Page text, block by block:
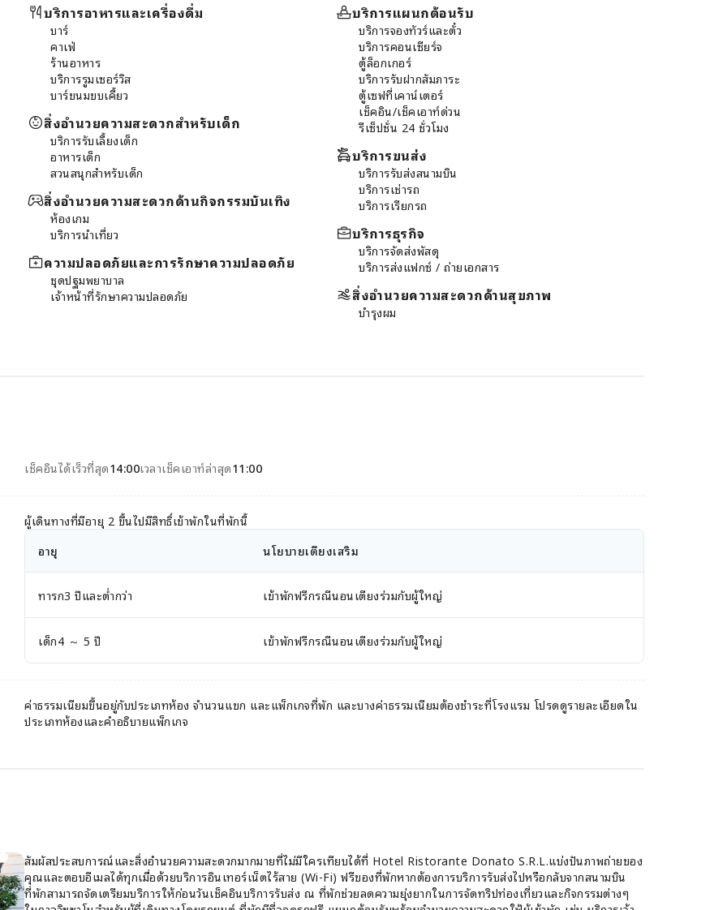
บริการอาหารและเครื่องดื่ม
บาร์
คาเฟ่
ร้านอาหาร
บริการรูมเซอร์วิส
บาร์ขนมขบเคี้ยว
สิ่งอำนวยความสะดวกสำหรับเด็ก
บริการรับเลี้ยงเด็ก
อาหารเด็ก
สวนสนุกสำหรับเด็ก
สิ่งอำนวยความสะดวกด้านกิจกรรมบันเทิง
ห้องเกม
บริการนำเที่ยว
ความปลอดภัยและการรักษาความปลอดภัย
ชุดปฐมพยาบาล
เจ้าหน้าที่รักษาความปลอดภัย
บริการแผนกต้อนรับ
บริการจองทัวร์และตั๋ว
บริการคอนเซียร์จ
ตู้ล็อกเกอร์
บริการรับฝากสัมภาระ
ตู้เซฟที่เคาน์เตอร์
เช็คอิน/เช็คเอาท์ด่วน
รีเซ็ปชั่น 24 ชั่วโมง
บริการขนส่ง
บริการรับส่งสนามบิน
บริการเช่ารถ
บริการเรียกรถ
บริการธุรกิจ
บริการจัดส่งพัสดุ
บริการส่งแฟกซ์ / ถ่ายเอกสาร
สิ่งอำนวยความสะดวกด้านสุขภาพ
บำรุงผม
เช็คอินได้เร็วที่สุด14:00เวลาเช็คเอาท์ล่าสุด11:00
ผู้เดินทางที่มีอายุ 2 ขึ้นไปมีสิทธิ์เข้าพักในที่พักนี้
อายุ
นโยบายเตียงเสริม
ทารก3 ปีและต่ำกว่า เข้าพักฟรีกรณีนอนเตียงร่วมกับผู้ใหญ่
เด็ก4 ～ 5 ปี เข้าพักฟรีกรณีนอนเตียงร่วมกับผู้ใหญ่
ค่าธรรมเนียมขึ้นอยู่กับประเภทห้อง จำนวนแขก และแพ็กเกจที่พัก และบางค่าธรรมเนียมต้องชำระที่โรงแรม โปรดดูรายละเอียดใน
ประเภทห้องและคำอธิบายแพ็กเกจ
สัมผัสประสบการณ์และสิ่งอำนวยความสะดวกมากมายที่ไม่มีใครเทียบได้ที่ Hotel Ristorante Donato S.R.L.แบ่งปันภาพถ่ายของ
คุณและตอบอีเมลได้ทุกเมื่อด้วยบริการอินเทอร์เน็ตไร้สาย (Wi-Fi) ฟรีของที่พักหากต้องการบริการรับส่งไปหรือกลับจากสนามบิน
ที่พักสามารถจัดเตรียมบริการให้ก่อนวันเช็คอินบริการรับส่ง ณ ที่พักช่วยลดความยุ่งยากในการจัดทริปท่องเที่ยวและกิจกรรมต่างๆ